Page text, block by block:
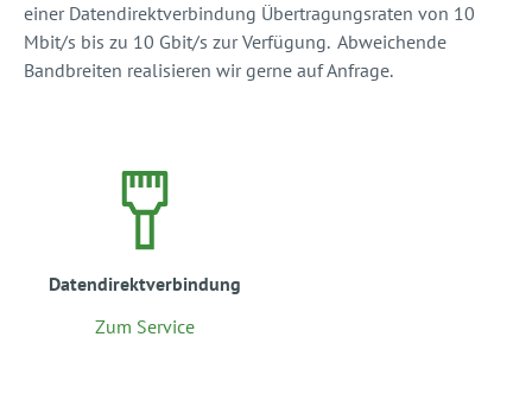
einer Datendirektverbindung Übertragungsraten von 10
Mbit/s bis zu 10 Gbit/s zur Verfügung. Abweichende
Bandbreiten realisieren wir gerne auf Anfrage.
Datendirektverbindung
Zum Service